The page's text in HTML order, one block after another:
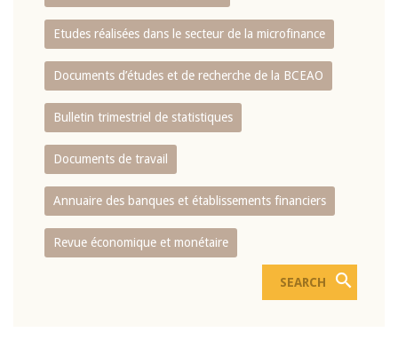
Etudes réalisées dans le secteur de la microfinance
Documents d’études et de recherche de la BCEAO
Bulletin trimestriel de statistiques
Documents de travail
Annuaire des banques et établissements financiers
Revue économique et monétaire